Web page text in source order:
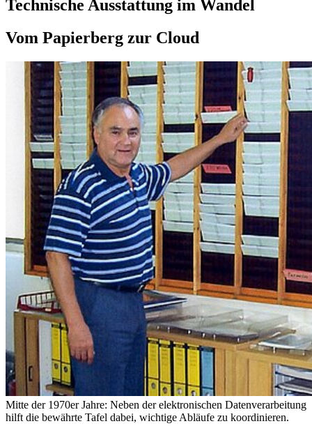
Technische Ausstattung im Wandel
Vom Papierberg zur Cloud
Mitte der 1970er Jahre: Neben der elektronischen Datenverarbeitung
hilft die bewährte Tafel dabei, wichtige Abläufe zu koordinieren.